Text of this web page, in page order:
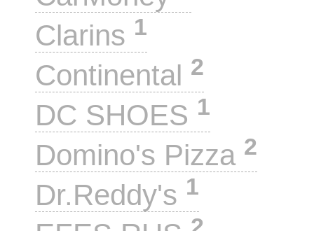
Clarins 1
Continental 2
DC SHOES 1
Domino's Pizza 2
Dr.Reddy's 1